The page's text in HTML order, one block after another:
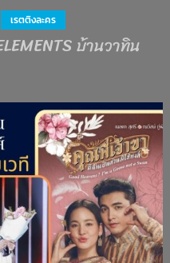
เรตติงละคร
บ้านวาทิน